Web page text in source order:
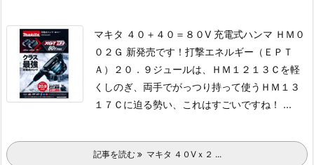
マキタ ４０＋４０＝８０V 充電式ハンマ ＨＭ０
０２Ｇ 新発売です！ 打撃エネルギー（ＥＰＴ
Ａ）２０．９ジュールは、ＨＭ１２１３Ｃを軽
くしのぎ、両手でがっつり持って使うＨＭ１３
１７Ｃに迫る勢い、これはすごいですね！ ...
記事を読む マキタ ４０Vｘ２ ...